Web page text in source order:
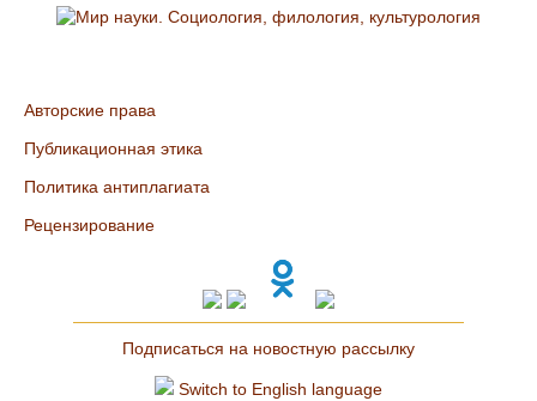
Авторские права
Публикационная этика
Политика антиплагиата
Рецензирование
Подписаться на новостную рассылку
Switch to English language